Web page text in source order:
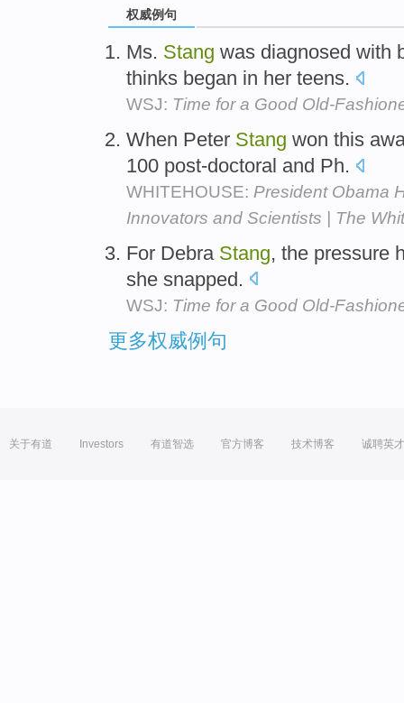
权威例句
Ms. Stang was diagnosed with
thinks began in her teens.
WSJ: Time for a Good Old-
When Peter Stang won this
100 post-doctoral and Ph.
WHITEHOUSE: President Obama
Innovators and Scientists | The
For Debra Stang, the pressure
she snapped.
WSJ: Time for a Good Old-
更多权威例句
关于有道 Investors 有道智选 官方博客 技术博客 诚聘英才